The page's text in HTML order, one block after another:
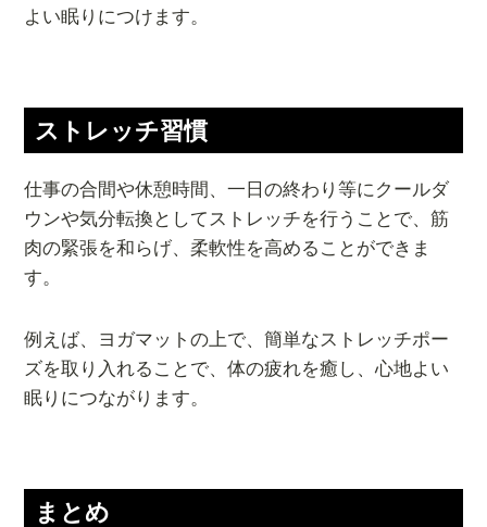
よい眠りにつけます。
ストレッチ習慣
仕事の合間や休憩時間、一日の終わり等にクールダ
ウンや気分転換としてストレッチを行うことで、筋
肉の緊張を和らげ、柔軟性を高めることができま
す。
例えば、ヨガマットの上で、簡単なストレッチポー
ズを取り入れることで、体の疲れを癒し、心地よい
眠りにつながります。
まとめ